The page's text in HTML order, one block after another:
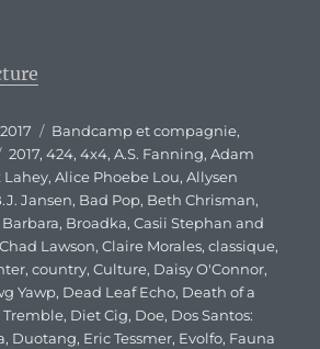
Catégories
Bandcamp et compagnie,
Étiquettes
2017,424,4x4,A.S. Fanning,Adam
Lahey,Alice Phoebe Lou,Allysen
Jansen, Bad Pop, Beth Chrisman,
, Broadka,Casii Stephan and
Chad Lawson,Claire Morales,classique,
,country,Culture, Daisy O'Connor,
Yawp, Dead Leaf Echo, Death of a
, Diet Cig, Doe, Dos Santos:
, Duotang, Eric Tessmer, Evolfo, Fauna